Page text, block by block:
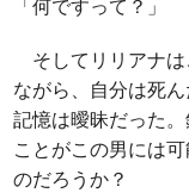
「何ですって？」
そしてリリアナは
ながら、自分は死
記憶は曖昧だった
ことがこの男には
のだろうか？